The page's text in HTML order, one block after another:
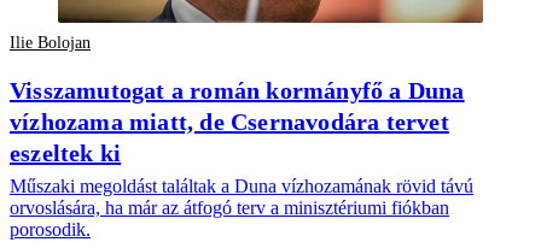
Ilie Bolojan
Visszamutogat a román kormányfő a Duna
vízhozama miatt, de Csernavodára tervet
eszeltek ki
Műszaki megoldást találtak a Duna vízhozamának rövid távú
orvoslására, ha már az átfogó terv a minisztériumi fiókban
porosodik.